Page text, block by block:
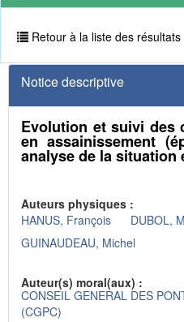
outils
Retour à la liste des résultats
Notice descriptive
Evolution et suivi des
en assainissement
analyse de la situation
Auteurs physiques :
HANUS, François
DUBOL,
GUINAUDEAU, Michel
Auteur(s) moral(aux) :
CONSEIL GENERAL DES
(CGPC)